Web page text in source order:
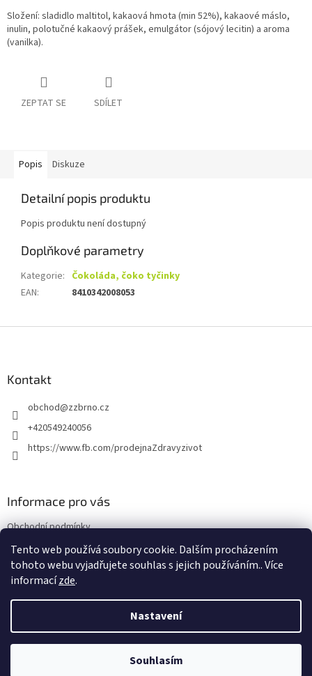
Tento web používá soubory cookie. Dalším procházením
tohoto webu vyjadřujete souhlas s jejich používáním.. Více
informacízde.
Nastavení
Souhlasím
Složení: sladidlo maltitol, kakaová hmota (min 52%), kakaové máslo,
inulin, polotučné kakaový prášek, emulgátor (sójový lecitin) a aroma
(vanilka).
ZEPTAT SE SDÍLET
Popis Diskuze
Detailní popis produktu
Popis produktu není dostupný
Doplňkové parametry
Kategorie: Čokoláda, čoko tyčinky
EAN: 8410342008053
Kontakt
obchod@zzbrno.cz
+420549240056
https://www.fb.com/prodejnaZdravyzivot
Informace pro vás
Obchodní podmínky
Podmínky ochrany osobních údajů
Copyright 2026E-shop Zdravý život. Všechna práva vyhrazena.